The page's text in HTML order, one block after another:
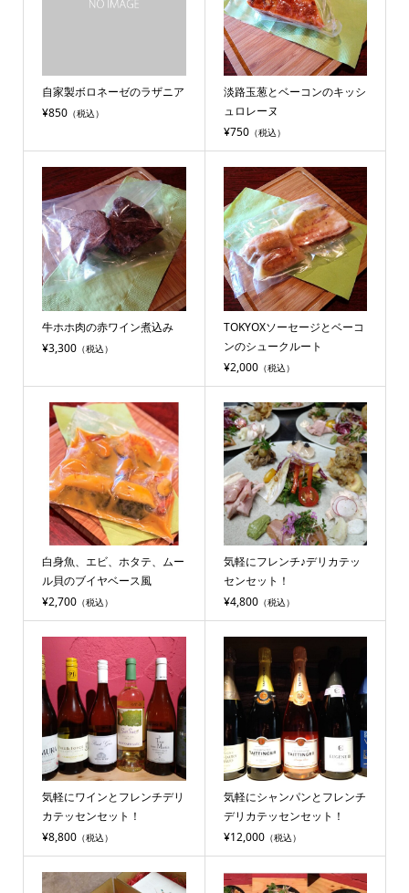
自家製ボロネーゼのラザニア
¥850（税込）
淡路玉葱とベーコンのキッシ
ュロレーヌ
¥750（税込）
牛ホホ肉の赤ワイン煮込み
¥3,300（税込）
TOKYOXソーセージとベーコ
ンのシュークルート
¥2,000（税込）
白身魚、エビ、ホタテ、ムー
ル貝のブイヤベース風
¥2,700（税込）
気軽にフレンチ♪デリカテッ
センセット！
¥4,800（税込）
気軽にワインとフレンチデリ
カテッセンセット！
¥8,800（税込）
気軽にシャンパンとフレンチ
デリカテッセンセット！
¥12,000（税込）